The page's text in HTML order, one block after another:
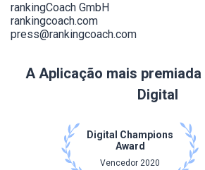
rankingCoach GmbH
rankingcoach.com
press@rankingcoach.com
A Aplicação mais
Digital
Digital Champions
Award
Vencedor 2020